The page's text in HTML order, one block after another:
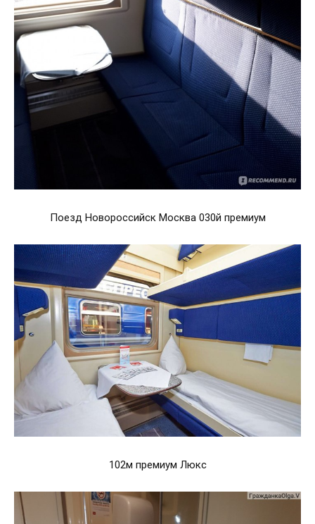
Поезд Новороссийск Москва 030й премиум
102м премиум Люкс